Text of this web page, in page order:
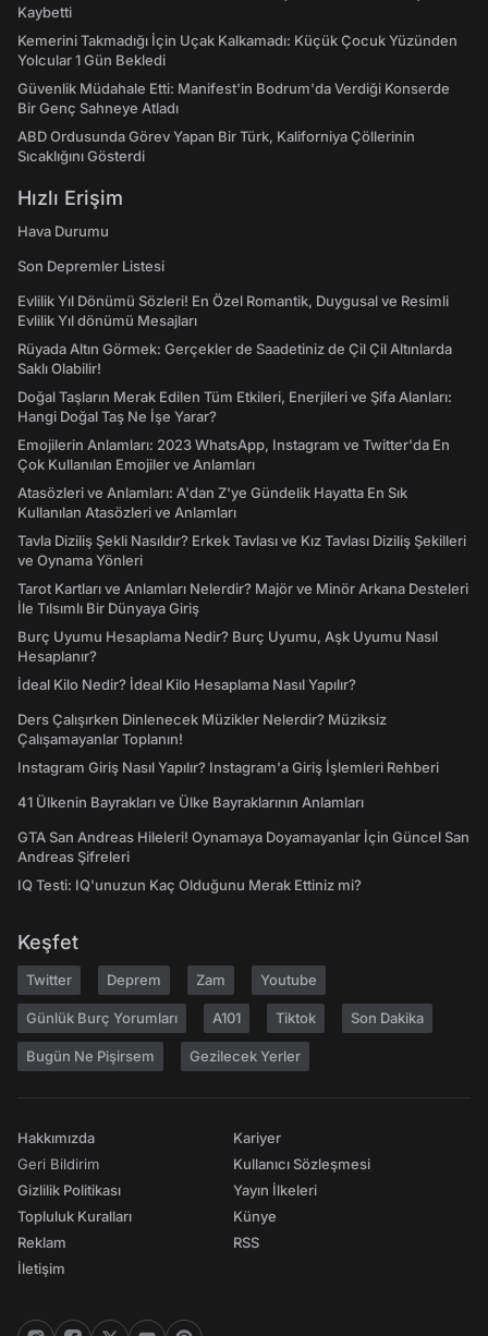
Kaybetti
Kemerini Takmadığı İçin Uçak Kalkamadı: Küçük Çocuk Yüzünden
Yolcular 1 Gün Bekledi
Güvenlik Müdahale Etti: Manifest'in Bodrum'da Verdiği Konserde
Bir Genç Sahneye Atladı
ABD Ordusunda Görev Yapan Bir Türk, Kaliforniya Çöllerinin
Sıcaklığını Gösterdi
Hızlı Erişim
Hava Durumu
Son Depremler Listesi
Evlilik Yıl Dönümü Sözleri! En Özel Romantik, Duygusal ve Resimli
Evlilik Yıl dönümü Mesajları
Rüyada Altın Görmek: Gerçekler de Saadetiniz de Çil Çil Altınlarda
Saklı Olabilir!
Doğal Taşların Merak Edilen Tüm Etkileri, Enerjileri ve Şifa Alanları:
Hangi Doğal Taş Ne İşe Yarar?
Emojilerin Anlamları: 2023 WhatsApp, Instagram ve Twitter'da En
Çok Kullanılan Emojiler ve Anlamları
Atasözleri ve Anlamları: A'dan Z'ye Gündelik Hayatta En Sık
Kullanılan Atasözleri ve Anlamları
Tavla Diziliş Şekli Nasıldır? Erkek Tavlası ve Kız Tavlası Diziliş Şekilleri
ve Oynama Yönleri
Tarot Kartları ve Anlamları Nelerdir? Majör ve Minör Arkana Desteleri
İle Tılsımlı Bir Dünyaya Giriş
Burç Uyumu Hesaplama Nedir? Burç Uyumu, Aşk Uyumu Nasıl
Hesaplanır?
İdeal Kilo Nedir? İdeal Kilo Hesaplama Nasıl Yapılır?
Ders Çalışırken Dinlenecek Müzikler Nelerdir? Müziksiz
Çalışamayanlar Toplanın!
Instagram Giriş Nasıl Yapılır? Instagram'a Giriş İşlemleri Rehberi
41 Ülkenin Bayrakları ve Ülke Bayraklarının Anlamları
GTA San Andreas Hileleri! Oynamaya Doyamayanlar İçin Güncel San
Andreas Şifreleri
IQ Testi: IQ'unuzun Kaç Olduğunu Merak Ettiniz mi?
Keşfet
Twitter Deprem Zam Youtube
Günlük Burç Yorumları A101 Tiktok Son Dakika
Bugün Ne Pişirsem Gezilecek Yerler
Hakkımızda
Geri Bildirim
Gizlilik Politikası
Topluluk Kuralları
Reklam
İletişim
Kariyer
Kullanıcı Sözleşmesi
Yayın İlkeleri
Künye
RSS